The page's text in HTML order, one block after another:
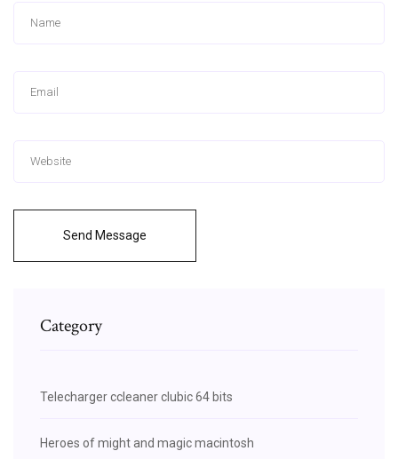
Send Message
Category
Telecharger ccleaner clubic 64 bits
Heroes of might and magic macintosh